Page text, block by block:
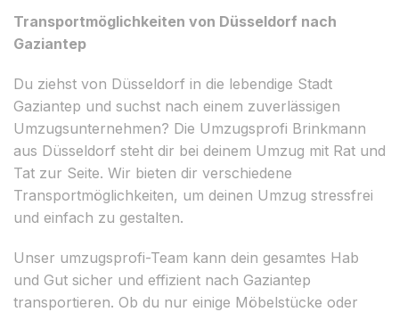
Transportmöglichkeiten von Düsseldorf nach
Gaziantep
Du ziehst von Düsseldorf in die lebendige Stadt
Gaziantep und suchst nach einem zuverlässigen
Umzugsunternehmen? Die Umzugsprofi Brinkmann
aus Düsseldorf steht dir bei deinem Umzug mit Rat und
Tat zur Seite. Wir bieten dir verschiedene
Transportmöglichkeiten, um deinen Umzug stressfrei
und einfach zu gestalten.
Unser umzugsprofi-Team kann dein gesamtes Hab
und Gut sicher und effizient nach Gaziantep
transportieren. Ob du nur einige Möbelstücke oder